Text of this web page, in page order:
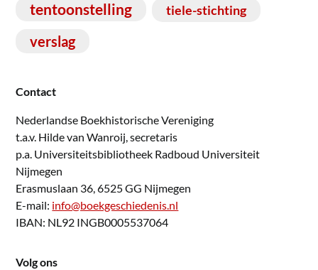
tentoonstelling tiele-stichting
verslag
Contact
Nederlandse Boekhistorische Vereniging
t.a.v. Hilde van Wanroij, secretaris
p.a. Universiteitsbibliotheek Radboud Universiteit
Nijmegen
Erasmuslaan 36, 6525 GG Nijmegen
E-mail: info@boekgeschiedenis.nl
IBAN: NL92 INGB0005537064
Volg ons